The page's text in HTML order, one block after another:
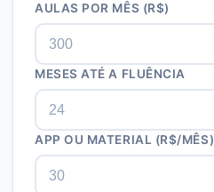
AULAS POR MÊS (R$)
MESES ATÉ A FLUÊNCIA
APP OU MATERIAL (R$/MÊS)